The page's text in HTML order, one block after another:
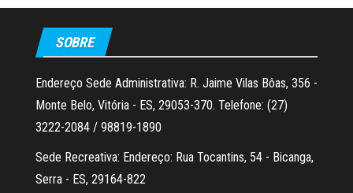
SOBRE
Endereço Sede Administrativa: R. Jaime Vilas Bôas, 356 -
Monte Belo, Vitória - ES, 29053-370. Telefone: (27)
3222-2084 / 98819-1890
Sede Recreativa: Endereço: Rua Tocantins, 54 - Bicanga,
Serra - ES, 29164-822